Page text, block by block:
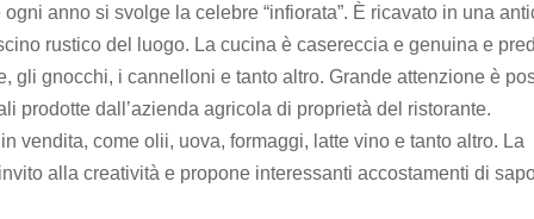
anno si svolge la celebre “infiorata”. È ricavato in una
rustico del luogo. La cucina è casereccia e genuina e
gli gnocchi, i cannelloni e tanto altro. Grande attenzione è
prodotte dall’azienda agricola di proprietà del ristorante.
vendita, come olii, uova, formaggi, latte vino e tanto altro. La
alla creatività e propone interessanti accostamenti di